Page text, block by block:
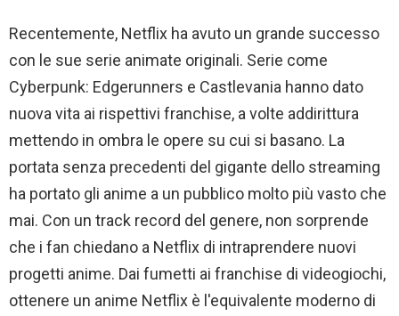
Recentemente, Netflix ha avuto un grande successo
con le sue serie animate originali. Serie come
Cyberpunk: Edgerunners e Castlevania hanno dato
nuova vita ai rispettivi franchise, a volte addirittura
mettendo in ombra le opere su cui si basano. La
portata senza precedenti del gigante dello streaming
ha portato gli anime a un pubblico molto più vasto che
mai. Con un track record del genere, non sorprende
che i fan chiedano a Netflix di intraprendere nuovi
progetti anime. Dai fumetti ai franchise di videogiochi,
ottenere un anime Netflix è l'equivalente moderno di